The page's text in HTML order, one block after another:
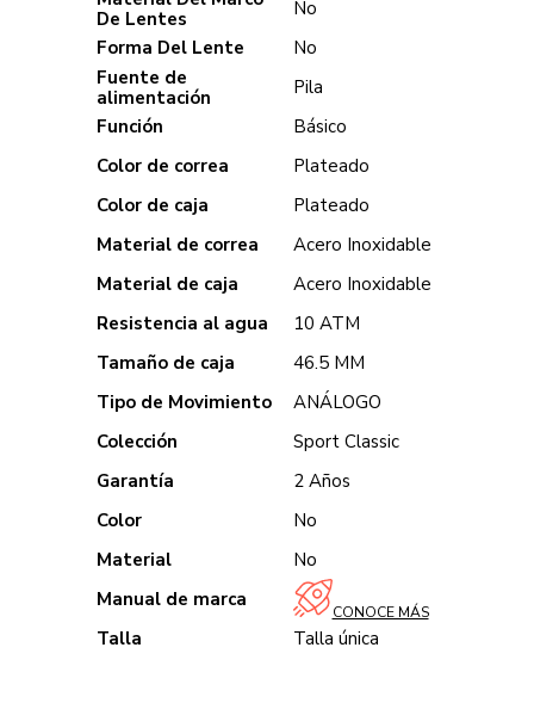
De Lentes
No
Forma Del Lente
No
Fuente de
alimentación
Pila
Función
Básico
Color de correa
Plateado
Color de caja
Plateado
Material de correa
Acero Inoxidable
Material de caja
Acero Inoxidable
Resistencia al agua
10 ATM
Tamaño de caja
46.5 MM
Tipo de Movimiento
ANÁLOGO
Colección
Sport Classic
Garantía
2 Años
Color
No
Material
No
Manual de marca
CONOCE MÁS
Talla Talla única